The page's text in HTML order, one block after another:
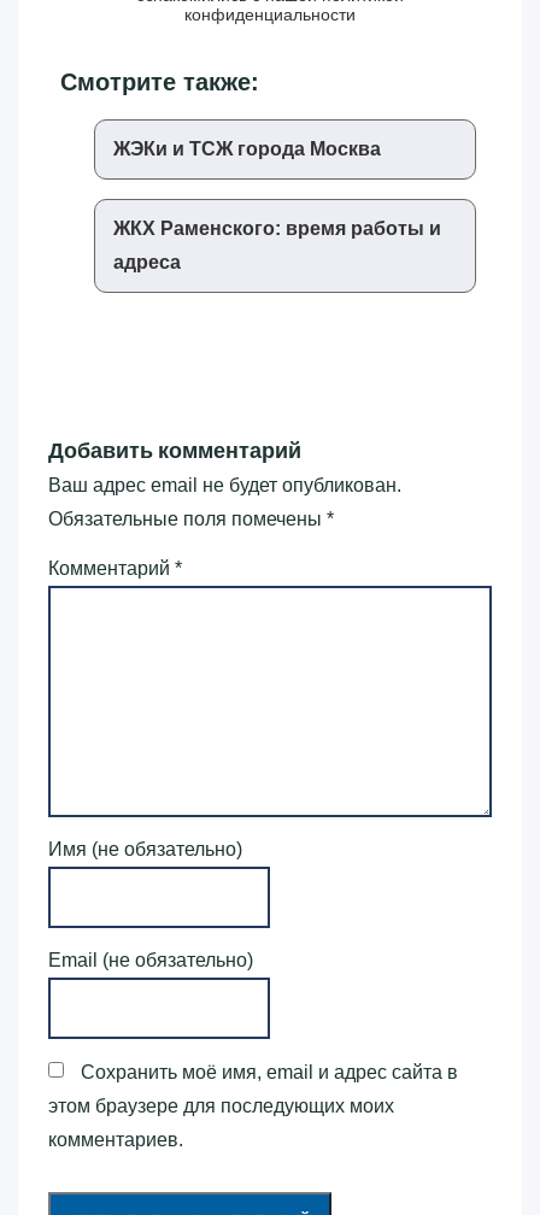
конфиденциальности
Смотрите также:
ЖЭКи и ТСЖ города Москва
ЖКХ Раменского: время работы и
адреса
Добавить комментарий
Ваш адрес email не будет опубликован.
Обязательные поля помечены *
Комментарий *
Имя (не обязательно)
Email (не обязательно)
Сохранить моё имя, email и адрес сайта в
этом браузере для последующих моих
комментариев.